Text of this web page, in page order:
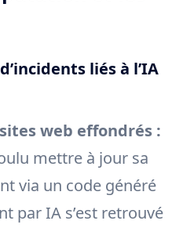
liés à l’IA
web effondrés :
mettre à jour sa
via un code généré
par IA s’est retrouvé